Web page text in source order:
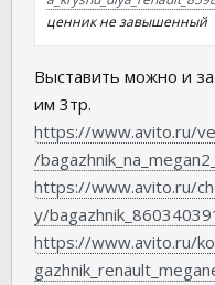
ценник не завышенный
Выставить можно и
им 3тр.
https://www.avito.ru/
/
https://www.avito.ru/
y/
https://www.avito.ru/